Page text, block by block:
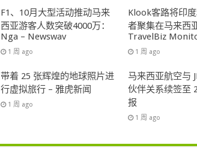
F1、10月大型活动推动马来
西亚游客人数突破4000万：
Nga – Newswav
1 周 ago
Klook客路将印
者聚集在马来西
TravelBiz
1 周 ago
带着 25 张辉煌的地球照片进
行虚拟旅行 – 雅虎新闻
1 周 ago
马来西亚航空与
伙伴关系续签至
报
1 周 ago